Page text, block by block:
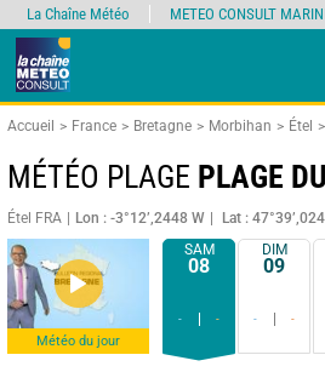
Accueil France Bretagne Morbihan Étel
MÉTÉO PLAGE PLAGE
Étel FRA Lon : -3°12’,2448 W Lat :
Météo du jour
SAM
08
- -
DIM
09
- -
La Chaîne Météo METEO CONSULT